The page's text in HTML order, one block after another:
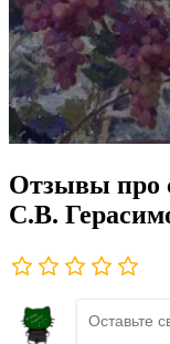
Отзывы про
С.В.